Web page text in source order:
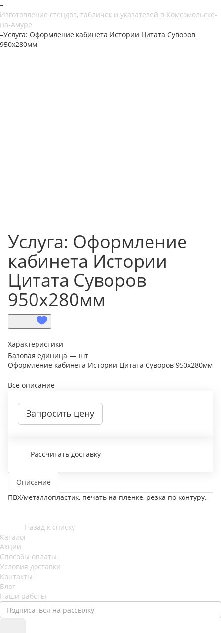
–
Изготовление стендов, табличек и указателей в Комсомольске-
на-Амуре
–Услуга: Оформление кабинета Истории Цитата Суворов
950х280мм
Услуга: Оформление
кабинета Истории
Цитата Суворов
950х280мм
Характеристики
Базовая единица — шт
Оформление кабинета Истории Цитата Суворов 950х280мм
Все описание
Запросить цену
Рассчитать доставку
Описание
ПВХ/металлопластик, печать на пленке, резка по контуру.
Назад к списку
Каталог
Акции
Способы оплаты
Условия доставки
Контакты
Блог
Наши работы